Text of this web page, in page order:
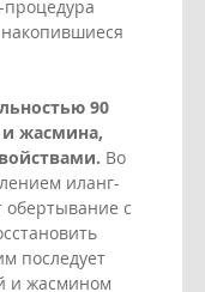
90
и жасмина,
Во
иланг-
обертывание с
последует
и жасмином